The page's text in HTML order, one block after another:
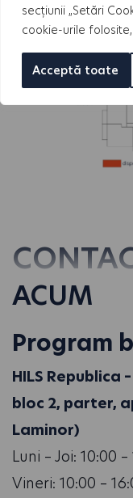
secțiunii „Setări
cookie-urile
Acceptă toate
ACUM
Program
HILS Republica
bloc 2, parter,
Laminor)
Luni – Joi: 10:00 –
Vineri: 10:00 –